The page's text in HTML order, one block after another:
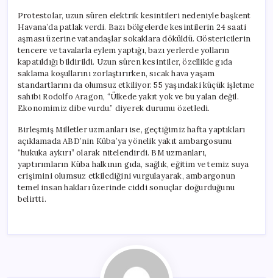
Protestolar, uzun süren elektrik kesintileri nedeniyle başkent
Havana’da patlak verdi. Bazı bölgelerde kesintilerin 24 saati
aşması üzerine vatandaşlar sokaklara döküldü. Göstericilerin
tencere ve tavalarla eylem yaptığı, bazı yerlerde yolların
kapatıldığı bildirildi. Uzun süren kesintiler, özellikle gıda
saklama koşullarını zorlaştırırken, sıcak hava yaşam
standartlarını da olumsuz etkiliyor. 55 yaşındaki küçük işletme
sahibi Rodolfo Aragon, “Ülkede yakıt yok ve bu yalan değil.
Ekonomimiz dibe vurdu.” diyerek durumu özetledi.
Birleşmiş Milletler uzmanları ise, geçtiğimiz hafta yaptıkları
açıklamada ABD’nin Küba’ya yönelik yakıt ambargosunu
“hukuka aykırı” olarak nitelendirdi. BM uzmanları,
yaptırımların Küba halkının gıda, sağlık, eğitim ve temiz suya
erişimini olumsuz etkilediğini vurgulayarak, ambargonun
temel insan hakları üzerinde ciddi sonuçlar doğurduğunu
belirtti.